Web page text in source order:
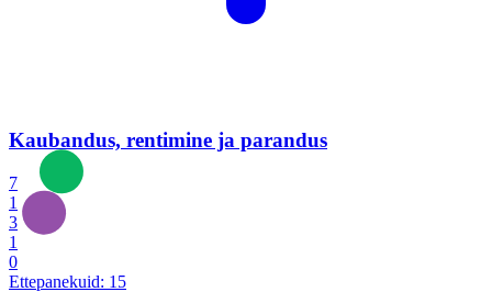
Kaubandus, rentimine ja parandus
7
1
3
1
0
Ettepanekuid: 15